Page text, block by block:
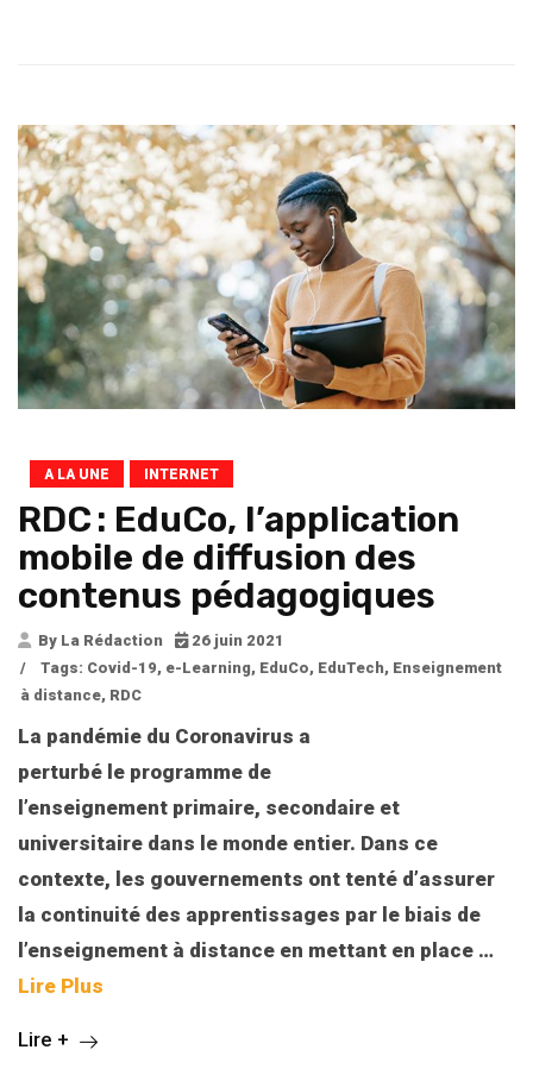
A LA UNE INTERNET
RDC : EduCo, l’application
mobile de diffusion des
contenus pédagogiques
By La Rédaction
26 juin 2021
/
Tags: Covid-19, e-Learning, EduCo, EduTech, Enseignement
à distance, RDC
La pandémie du Coronavirus a
perturbé le programme de
l’enseignement primaire, secondaire et
universitaire dans le monde entier. Dans ce
contexte, les gouvernements ont tenté d’assurer
la continuité des apprentissages par le biais de
l’enseignement à distance en mettant en place …
Lire Plus
Lire +